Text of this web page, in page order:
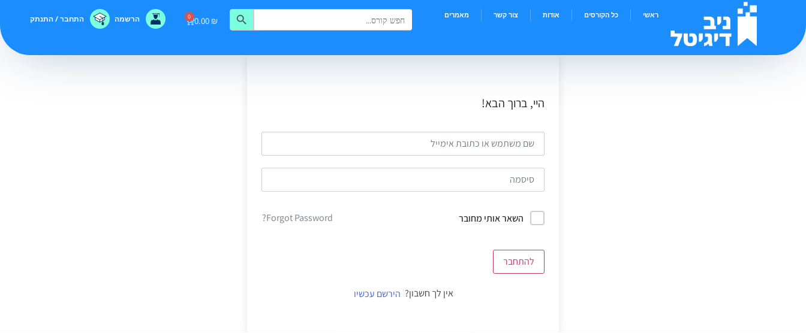
ראשי כל הקורסים אודות צור קשר מאמרים Search
for:
Search Button
0.00 ₪
0 הרשמה התחבר / התנתק
היי, ברוך הבא!
השאר אותי מחובר Forgot Password?
להתחבר
אין לך חשבון? הירשם עכשיו